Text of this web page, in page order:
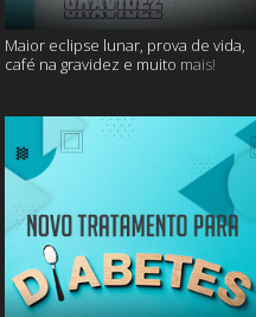
Maior eclipse lunar, prova de vida,
café na gravidez e muito mais!